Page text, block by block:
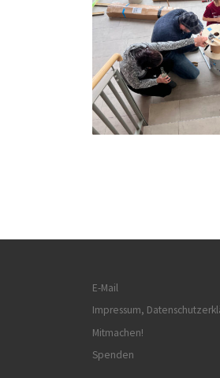
E-Mail
Impressum,
Mitmachen!
Spenden